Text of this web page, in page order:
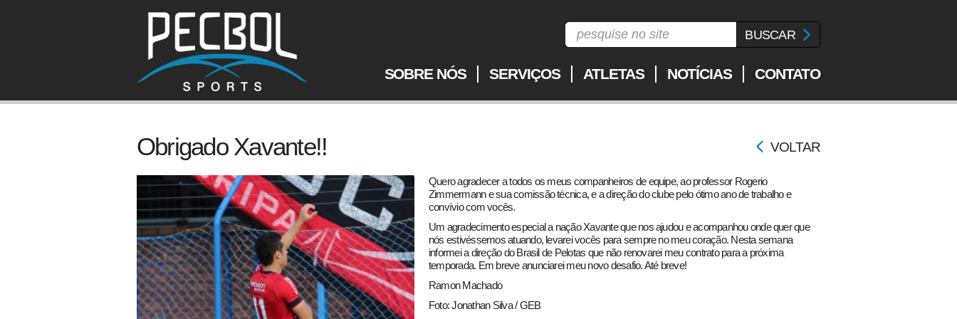
SOBRE NÓS SERVIÇOS ATLETAS NOTÍCIAS CONTATO
Obrigado Xavante!! VOLTAR
Quero agradecer a todos os meus companheiros de equipe, ao professor Rogerio
Zimmermann e sua comissão técnica, e a direção do clube pelo ótimo ano de trabalho e
convívio com vocês.
Um agradecimento especial a nação Xavante que nos ajudou e acompanhou onde quer que
nós estivéssemos atuando, levarei vocês para sempre no meu coração. Nesta semana
informei a direção do Brasil de Pelotas que não renovarei meu contrato para a próxima
temporada. Em breve anunciarei meu novo desafio. Até breve!
Ramon Machado
Foto: Jonathan Silva / GEB